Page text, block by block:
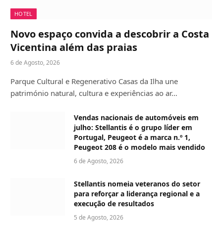
HOTEL
Novo espaço convida a descobrir a Costa
Vicentina além das praias
6 de Agosto, 2026
Parque Cultural e Regenerativo Casas da Ilha une
património natural, cultura e experiências ao ar…
Vendas nacionais de automóveis em
julho: Stellantis é o grupo líder em
Portugal, Peugeot é a marca n.º 1,
Peugeot 208 é o modelo mais vendido
6 de Agosto, 2026
Stellantis nomeia veteranos do setor
para reforçar a liderança regional e a
execução de resultados
5 de Agosto, 2026